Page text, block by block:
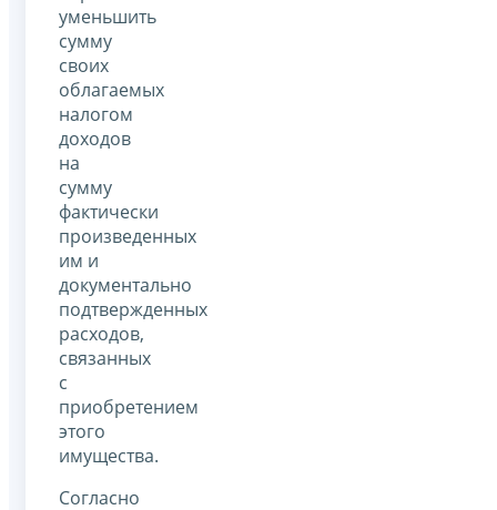
уменьшить
сумму
своих
облагаемых
налогом
доходов
на
сумму
фактически
произведенных
им и
документально
подтвержденных
расходов,
связанных
с
приобретением
этого
имущества.
Согласно